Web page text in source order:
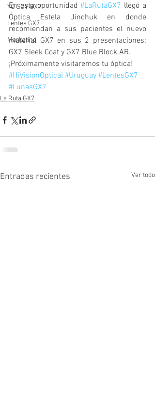
YO SOY GX7
Lentes GX7
Marketing
En esta oportunidad #LaRutaGX7 llegó a
Óptica Estela Jinchuk en donde
recomiendan a sus pacientes el nuevo
material GX7 en sus 2 presentaciones:
GX7 Sleek Coat y GX7 Blue Block AR.
¡Próximamente visitaremos tu óptica!
#HiVisionOptical #Uruguay #LentesGX7
#LunasGX7
La Ruta GX7
Entradas recientes Ver todo